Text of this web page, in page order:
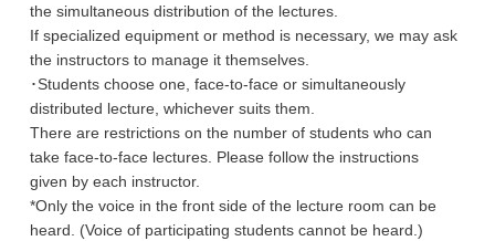
the simultaneous distribution of the lectures.
If specialized equipment or method is necessary, we may ask
the instructors to manage it themselves.
･Students choose one, face-to-face or simultaneously
distributed lecture, whichever suits them.
There are restrictions on the number of students who can
take face-to-face lectures. Please follow the instructions
given by each instructor.
*Only the voice in the front side of the lecture room can be
heard. (Voice of participating students cannot be heard.)